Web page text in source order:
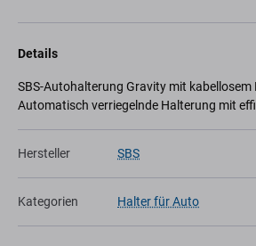
Details
SBS-Autohalterung Gravity mit kabellosem
Automatisch verriegelnde Halterung mit
Hersteller SBS
Kategorien Halter für Auto